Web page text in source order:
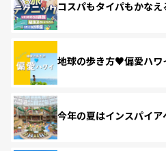
コスパもタイパもかな
地球の歩き方♥偏愛ハワ
今年の夏はインスパイア